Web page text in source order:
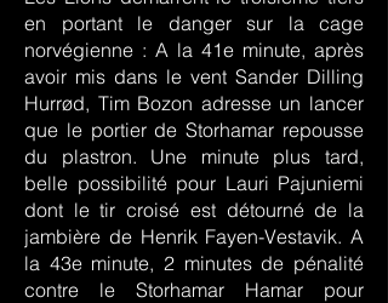
en portant le danger sur la cage
norvégienne : A la 41e minute, après
avoir mis dans le vent Sander Dilling
Hurrød, Tim Bozon adresse un lancer
que le portier de Storhamar repousse
du plastron. Une minute plus tard,
belle possibilité pour Lauri Pajuniemi
dont le tir croisé est détourné de la
jambière de Henrik Fayen-Vestavik. A
la 43e minute, 2 minutes de pénalité
contre le Storhamar Hamar pour